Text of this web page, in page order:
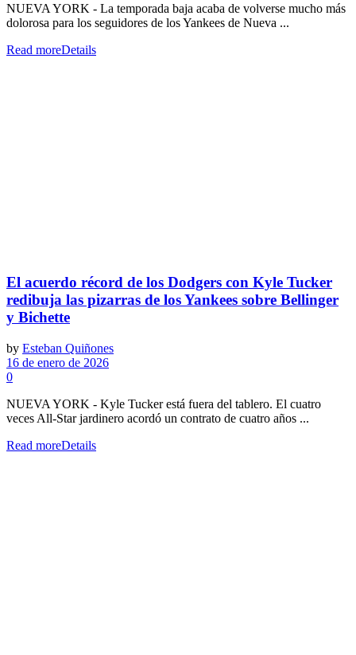
NUEVA YORK - La temporada baja acaba de volverse mucho más
dolorosa para los seguidores de los Yankees de Nueva ...
Read moreDetails
El acuerdo récord de los Dodgers con Kyle Tucker
redibuja las pizarras de los Yankees sobre Bellinger
y Bichette
by Esteban Quiñones
16 de enero de 2026
0
NUEVA YORK - Kyle Tucker está fuera del tablero. El cuatro
veces All-Star jardinero acordó un contrato de cuatro años ...
Read moreDetails